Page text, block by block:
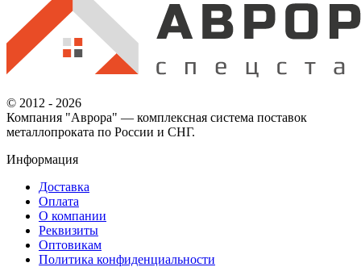
© 2012 - 2026
Компания "Аврора" — комплексная система поставок
металлопроката по России и СНГ.
Информация
Доставка
Оплата
О компании
Реквизиты
Оптовикам
Политика конфиденциальности